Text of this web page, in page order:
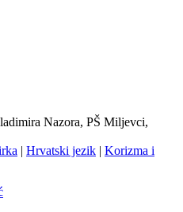
Nazora, PŠ Miljevci,
| Hrvatski jezik | Korizma i